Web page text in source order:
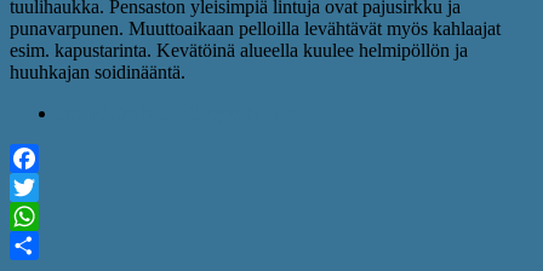
tuulihaukka. Pensaston yleisimpiä lintuja ovat pajusirkku ja
punavarpunen. Muuttoaikaan pelloilla levähtävät myös kahlaajat
esim. kapustarinta. Kevätöinä alueella kuulee helmipöllön ja
huuhkajan soidinääntä.
Facebook
Twitter
WhatsApp